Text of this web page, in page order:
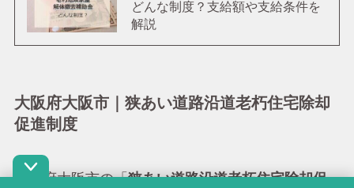
どんな制度？支給額や支給条件を
解説
大阪府大阪市｜狭あい道路沿道老朽住宅除却
促進制度
大阪府大阪市の「狭あい道路沿道老朽住宅除却促